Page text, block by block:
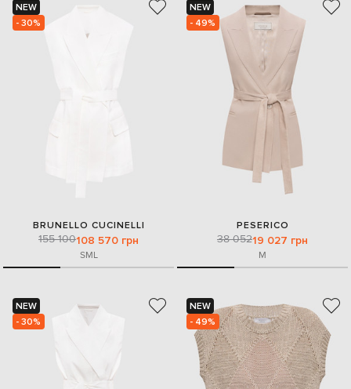
NEW
- 30%
BRUNELLO CUCINELLI
155 100108 570 грн
SML
NEW
- 49%
PESERICO
38 05219 027 грн
M
NEW
- 30%
NEW
- 49%